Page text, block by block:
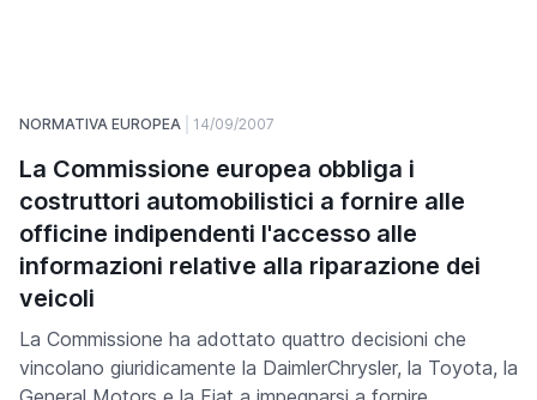
NORMATIVA EUROPEA 14/09/2007
La Commissione europea obbliga i
costruttori automobilistici a fornire alle
officine indipendenti l'accesso alle
informazioni relative alla riparazione dei
veicoli
La Commissione ha adottato quattro decisioni che
vincolano giuridicamente la DaimlerChrysler, la Toyota, la